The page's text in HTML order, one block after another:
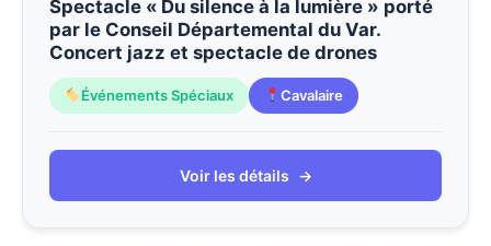
Spectacle « Du silence à la lumière » porté
par le Conseil Départemental du Var.
Concert jazz et spectacle de drones
Événements Spéciaux Cavalaire
Voir les détails →